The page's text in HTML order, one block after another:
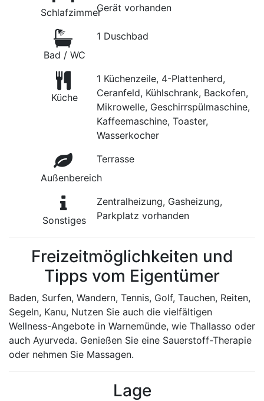
SchlafzimmerGerät vorhanden
Bad / WC
1 Duschbad
Küche
1 Küchenzeile, 4-Plattenherd,
Ceranfeld, Kühlschrank, Backofen,
Mikrowelle, Geschirrspülmaschine,
Kaffeemaschine, Toaster,
Wasserkocher
Außenbereich
Terrasse
Sonstiges
Zentralheizung, Gasheizung,
Parkplatz vorhanden
Freizeitmöglichkeiten und
Tipps vom Eigentümer
Baden, Surfen, Wandern, Tennis, Golf, Tauchen, Reiten,
Segeln, Kanu, Nutzen Sie auch die vielfältigen
Wellness-Angebote in Warnemünde, wie Thallasso oder
auch Ayurveda. Genießen Sie eine Sauerstoff-Therapie
oder nehmen Sie Massagen.
Lage